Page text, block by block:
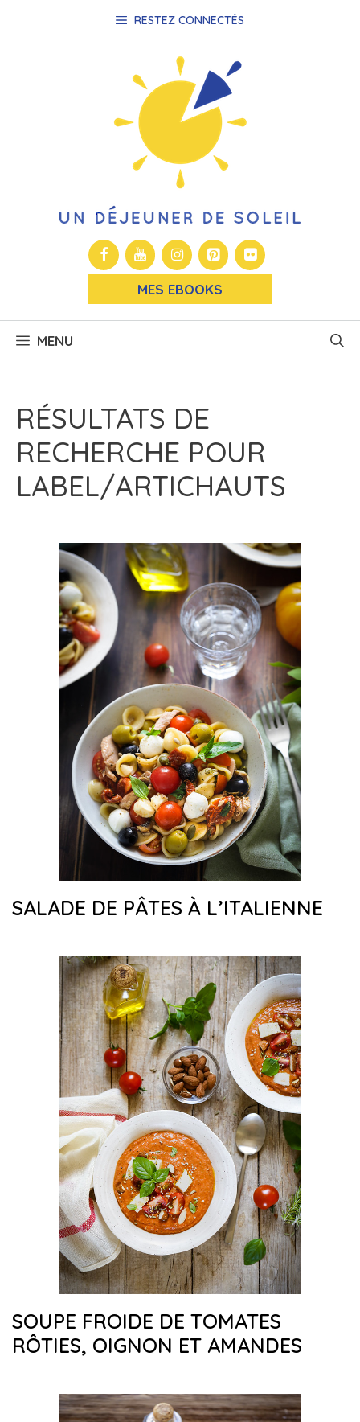
RESTEZ CONNECTÉS
MES EBOOKS
MENU
RÉSULTATS DE
RECHERCHE POUR
LABEL/ARTICHAUTS
SALADE DE PÂTES À L’ITALIENNE
SOUPE FROIDE DE TOMATES
RÔTIES, OIGNON ET AMANDES